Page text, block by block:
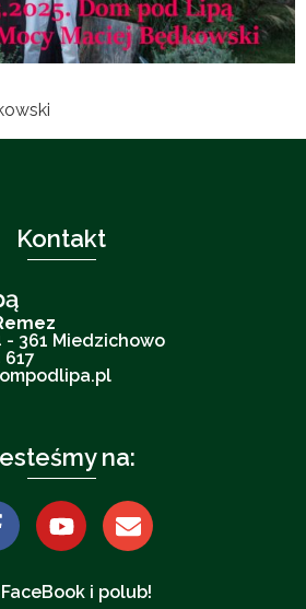
Kontakt
- 361 Miedzichowo
617
na:
i polub!